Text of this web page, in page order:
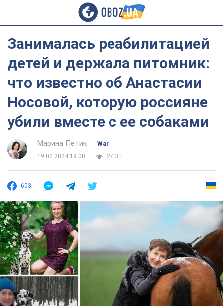
Занималась реабилитацией
детей и держала питомник:
что известно об Анастасии
Носовой, которую россияне
убили вместе с ее собаками
Марина Петик
War
19.02.2024 19:00
27,3 т.
603